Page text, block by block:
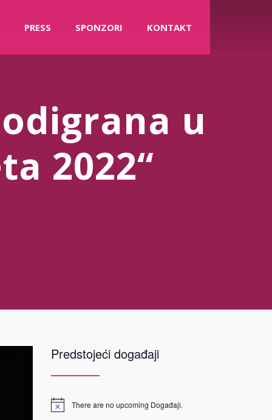
PRESS SPONZORI KONTAKT
u
2022“
Predstojeći događaji
There are no upcoming Događaji.